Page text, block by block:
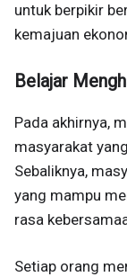
untuk berpikir
kemajuan
Belajar
Pada akhirnya,
masyarakat
Sebaliknya,
yang mampu
rasa
Setiap orang